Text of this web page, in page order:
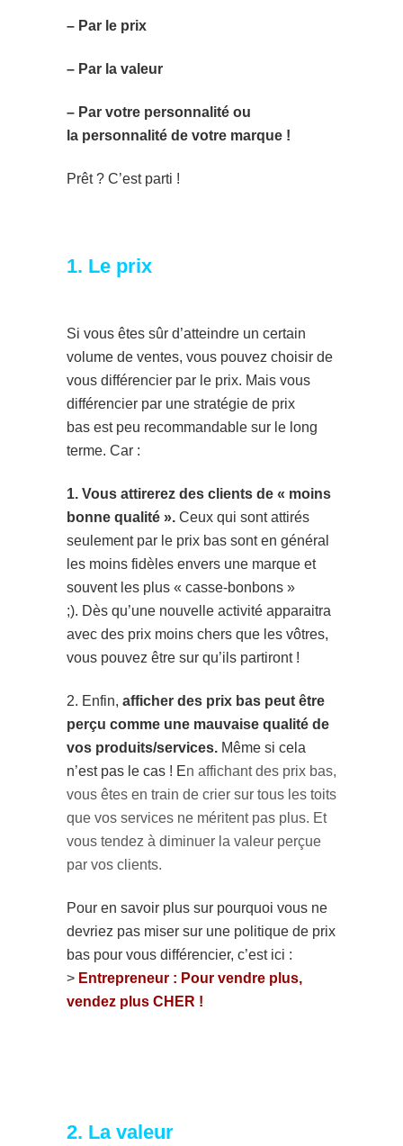
– Par le prix
– Par la valeur
– Par votre personnalité ou
la personnalité de votre marque !
Prêt ? C’est parti !
1. Le prix
Si vous êtes sûr d’atteindre un certain
volume de ventes, vous pouvez choisir de
vous différencier par le prix. Mais vous
différencier par une stratégie de prix
bas est peu recommandable sur le long
terme. Car :
1. Vous attirerez des clients de « moins
bonne qualité ». Ceux qui sont attirés
seulement par le prix bas sont en général
les moins fidèles envers une marque et
souvent les plus « casse-bonbons »
;). Dès qu’une nouvelle activité apparaitra
avec des prix moins chers que les vôtres,
vous pouvez être sur qu’ils partiront !
2. Enfin, afficher des prix bas peut être
perçu comme une mauvaise qualité de
vos produits/services. Même si cela
n’est pas le cas ! En affichant des prix bas,
vous êtes en train de crier sur tous les toits
que vos services ne méritent pas plus. Et
vous tendez à diminuer la valeur perçue
par vos clients.
Pour en savoir plus sur pourquoi vous ne
devriez pas miser sur une politique de prix
bas pour vous différencier, c’est ici :
> Entrepreneur : Pour vendre plus,
vendez plus CHER !
2. La valeur